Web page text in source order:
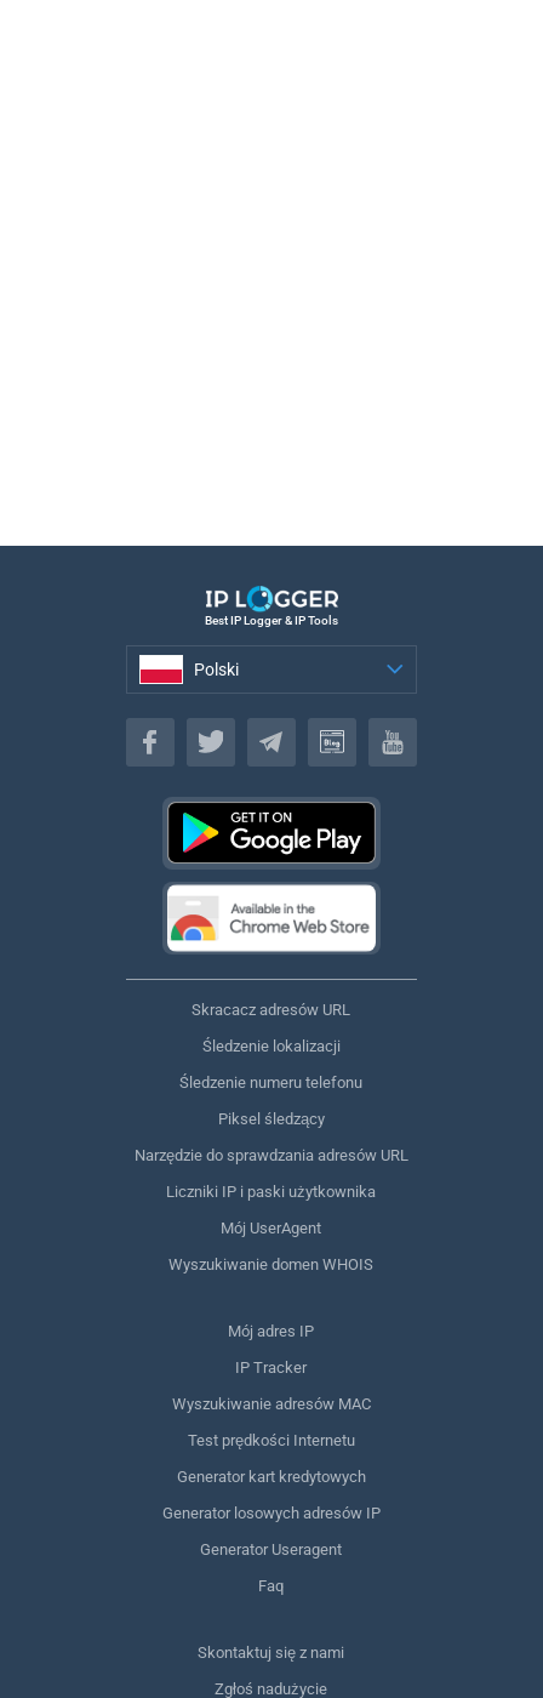
Best IP Logger & IP Tools
Polski
Polski
Skracacz adresów URL
Śledzenie lokalizacji
Śledzenie numeru telefonu
Piksel śledzący
Narzędzie do sprawdzania adresów URL
Liczniki IP i paski użytkownika
Mój UserAgent
Wyszukiwanie domen WHOIS
Mój adres IP
IP Tracker
Wyszukiwanie adresów MAC
Test prędkości Internetu
Generator kart kredytowych
Generator losowych adresów IP
Generator Useragent
Faq
Skontaktuj się z nami
Zgłoś nadużycie